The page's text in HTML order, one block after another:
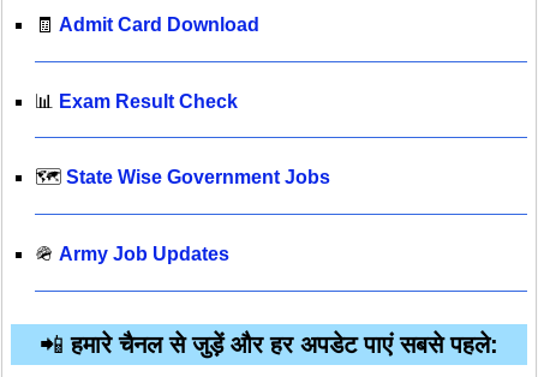
🧾 Admit Card Download
📊 Exam Result Check
🗺️ State Wise Government Jobs
🪖 Army Job Updates
📲हमारे चैनल से जुड़ें और हर अपडेट पाएं सबसे पहले: